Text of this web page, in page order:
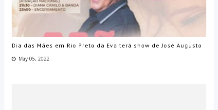
Dia das Mães em Rio Preto da Eva terá show de José Augusto
May 05, 2022